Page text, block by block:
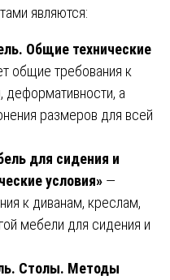
являются:
Общие технические
общие требования к
деформативности, а
размеров для всей
для сидения и
условия» —
к диванам, креслам,
мебели для сидения и
Столы. Методы